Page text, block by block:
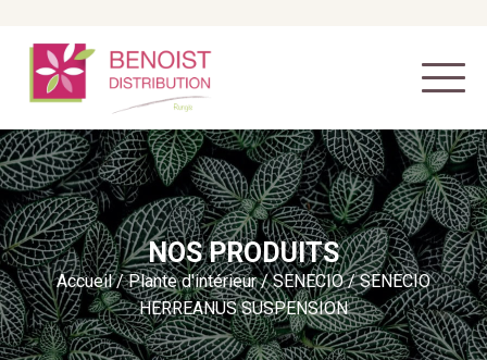
NOS PRODUITS
Accueil/Plante d'intérieur/SENECIO/ SENECIO
HERREANUS SUSPENSION